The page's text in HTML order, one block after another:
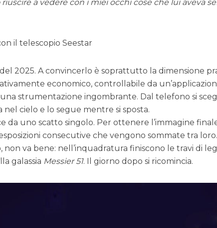
a vedere con i miei occhi cose che lui aveva
2025. A convincerlo è soprattutto la dimensione
economico, controllabile da
strumentazione ingombrante. Dal telefono si
nel cielo e lo segue mentre si sposta.
da uno scatto singolo. Per ottenere l’immagine
consecutive che vengono sommate tra
non va bene: nell’inquadratura finiscono le travi di
galassia Messier 51. Il giorno dopo si ricomincia.